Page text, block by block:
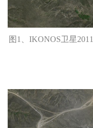
图1、IKONOS卫星